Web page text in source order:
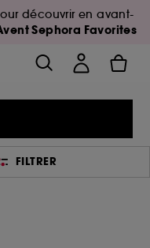
découvrir en avant-
Sephora Favorites
FILTRER